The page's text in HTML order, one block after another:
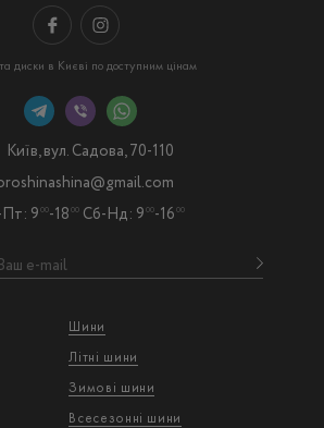
диски в Києві по доступним цінам
Шини
Літні шини
Зимові шини
Всесезонні шини
Київ, вул. Садова, 70-110
9 00-18 00 Сб-Нд: 9 00-16 00